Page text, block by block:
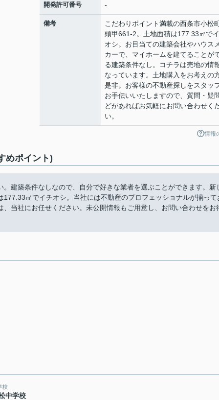
開発許可番号 -
備考
こだわりポイント満載の西条市小松
頭甲661-2。土地面積は177.33㎡で
オシ。お目当ての建築会社やハウス
カーで、マイホームを建てることが
る建築条件なし。コチラは売地の情
なっています。土地購入をお考えの
是非。お客様の不動産探しをスタッ
お手伝いいたしますので、質問・疑
どがあればお気軽にお問い合わせく
い。
情報
めポイント)
建築条件なしなので、自分で好きな業者を選ぶことができます。新
㎡でイチオシ。当社には不動産のプロフェッショナルが揃って
当社にお任せください。未公開情報もご用意し、お問い合わせをお
校
中学校